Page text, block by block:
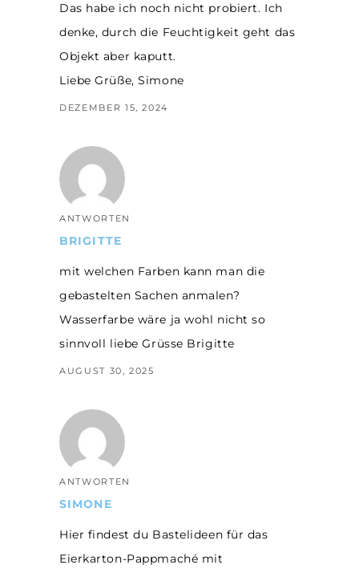
Das habe ich noch nicht probiert. Ich
denke, durch die Feuchtigkeit geht das
Objekt aber kaputt.
Liebe Grüße, Simone
DEZEMBER 15, 2024
ANTWORTEN
BRIGITTE
mit welchen Farben kann man die
gebastelten Sachen anmalen?
Wasserfarbe wäre ja wohl nicht so
sinnvoll liebe Grüsse Brigitte
AUGUST 30, 2025
ANTWORTEN
SIMONE
Hier findest du Bastelideen für das
Eierkarton-Pappmaché mit